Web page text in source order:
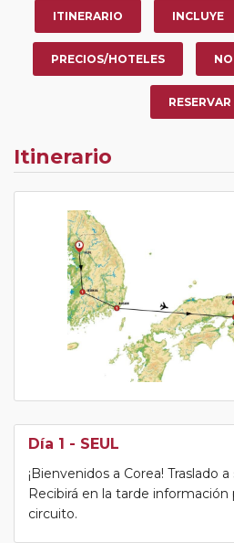
ITINERARIO INCLUYE
PRECIOS/HOTELES
RESERVAR
Itinerario
Día 1 - SEUL
¡Bienvenidos a Corea! Traslado
Recibirá en la tarde información
circuito.